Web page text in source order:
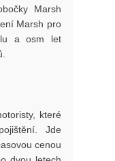
Marsh
Marsh pro
a osm let
které
Jde
cenou